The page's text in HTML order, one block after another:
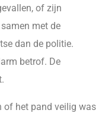
of zijn
met de
dan de politie.
betrof. De
of het pand veilig was